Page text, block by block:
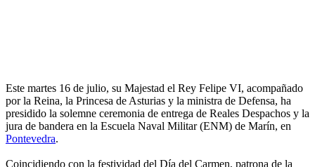
Este martes 16 de julio, su Majestad el Rey Felipe VI, acompañado
por la Reina, la Princesa de Asturias y la ministra de Defensa, ha
presidido la solemne ceremonia de entrega de Reales Despachos y la
jura de bandera en la Escuela Naval Militar (ENM) de Marín, en
Pontevedra.
Coincidiendo con la festividad del Día del Carmen, patrona de la